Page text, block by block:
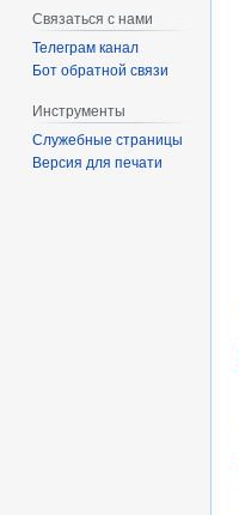
Связаться с нами
Телеграм канал
Бот обратной связи
Инструменты
Служебные страницы
Версия для печати